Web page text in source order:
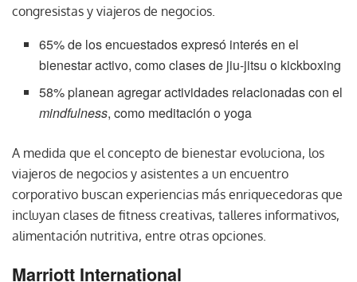
congresistas y viajeros de negocios.
65% de los encuestados expresó interés en el
bienestar activo, como clases de jiu-jitsu o kickboxing
58% planean agregar actividades relacionadas con el
mindfulness, como meditación o yoga
A medida que el concepto de bienestar evoluciona, los
viajeros de negocios y asistentes a un encuentro
corporativo buscan experiencias más enriquecedoras que
incluyan clases de fitness creativas, talleres informativos,
alimentación nutritiva, entre otras opciones.
Marriott International